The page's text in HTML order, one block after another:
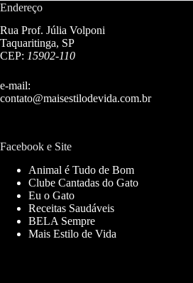
Endereço
Rua Prof. Júlia Volponi
Taquaritinga, SP
CEP: 15902-110
e-mail:
contato@maisestilodevida.com.br
Facebook e Site
Animal é Tudo de Bom
Clube Cantadas do Gato
Eu o Gato
Receitas Saudáveis
BELA Sempre
Mais Estilo de Vida